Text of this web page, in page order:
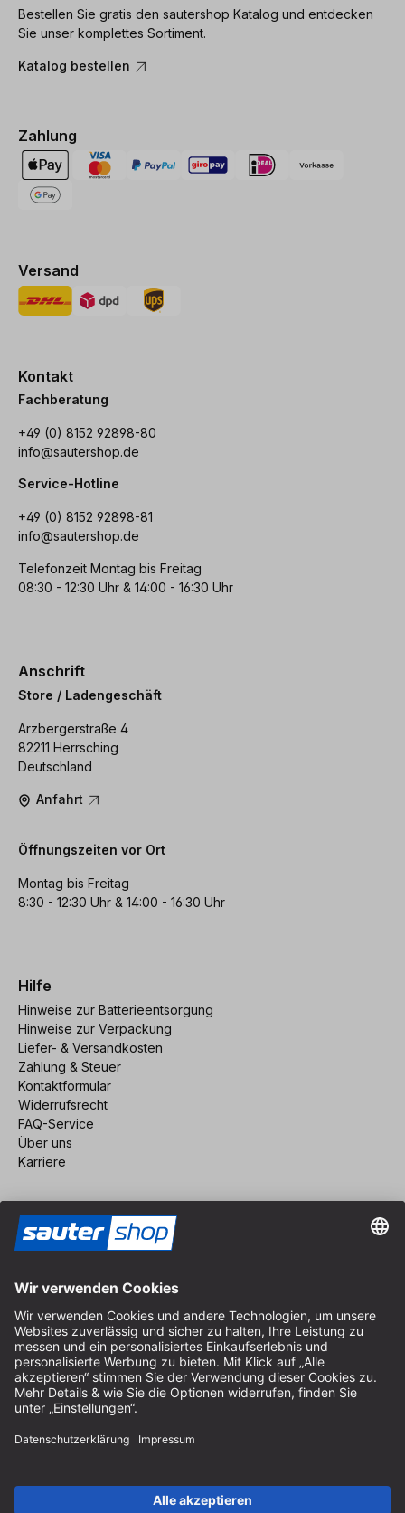
Bestellen Sie gratis den sautershop Katalog und entdecken
Sie unser komplettes Sortiment.
Katalog bestellen
Zahlung
Versand
Kontakt
Fachberatung
+49 (0) 8152 92898-80
info@sautershop.de
Service-Hotline
+49 (0) 8152 92898-81
info@sautershop.de
Telefonzeit Montag bis Freitag
08:30 - 12:30 Uhr & 14:00 - 16:30 Uhr
Anschrift
Store / Ladengeschäft
Arzbergerstraße 4
82211 Herrsching
Deutschland
Anfahrt
Öffnungszeiten vor Ort
Montag bis Freitag
8:30 - 12:30 Uhr & 14:00 - 16:30 Uhr
Hilfe
Hinweise zur Batterieentsorgung
Hinweise zur Verpackung
Liefer- & Versandkosten
Zahlung & Steuer
Kontaktformular
Widerrufsrecht
FAQ-Service
Über uns
Karriere
Impressum
AGB
Datenschutz
Cookie-Einstellungen
© 2026 sauter GmbH
* kostenloser Versand ab 150 Euro Bestellwert innerhalb
Deutschlands für die Standard-Paketgrößen - ausgenommen